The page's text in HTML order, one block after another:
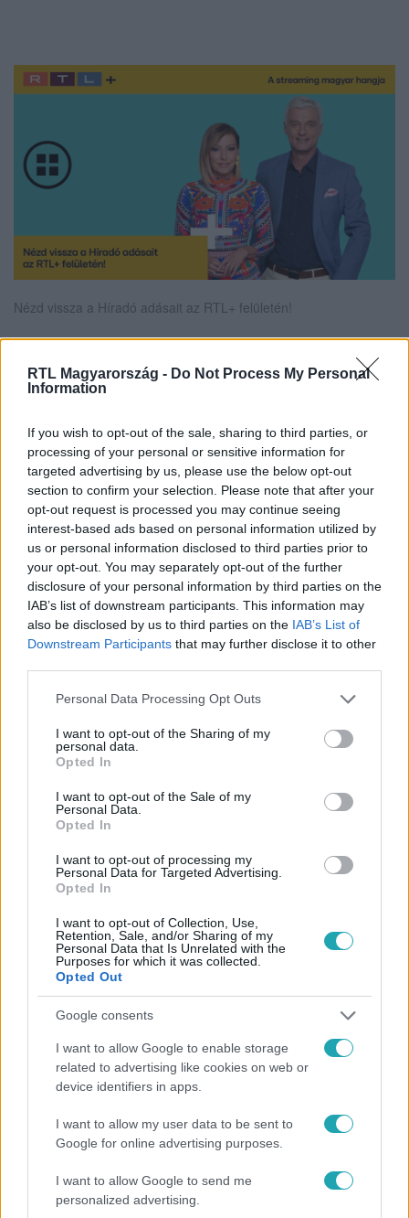
RTL Magyarország - Do Not Process My Personal
Information
If you wish to opt-out of the sale, sharing to third parties, or
processing of your personal or sensitive information for
targeted advertising by us, please use the below opt-out
section to confirm your selection. Please note that after your
opt-out request is processed you may continue seeing
interest-based ads based on personal information utilized by
us or personal information disclosed to third parties prior to
your opt-out. You may separately opt-out of the further
disclosure of your personal information by third parties on the
IAB’s list of downstream participants. This information may
also be disclosed by us to third parties on the IAB’s List of
Downstream Participants that may further disclose it to other
Please note that this website/app uses one or more Google
not limited to your visit or usage behaviour. You may click to
grant or deny consent to Google and its third-party tags to
use your data for below specified purposes in below Google
consent section.
Personal Data Processing Opt Outs
I want to opt-out of the Sharing of my
personal data.
Opted In
I want to opt-out of the Sale of my
Personal Data.
Opted In
I want to opt-out of processing my
Personal Data for Targeted Advertising.
Opted In
I want to opt-out of Collection, Use,
Retention, Sale, and/or Sharing of my
Personal Data that Is Unrelated with the
Purposes for which it was collected.
Opted Out
Google consents
I want to allow Google to enable storage
related to advertising like cookies on web or
device identifiers in apps.
I want to allow my user data to be sent to
Google for online advertising purposes.
I want to allow Google to send me
personalized advertising.
Nézd vissza a Híradó adásait az RTL+ felületén!
Itt állítsd be, hogy az RTL.hu az elsők között
Kövess minket, és értesülj a friss hírekről a
ÁSOTTHALOM # MÓRAHALOM # RONCS AUTÓ
Népszerű